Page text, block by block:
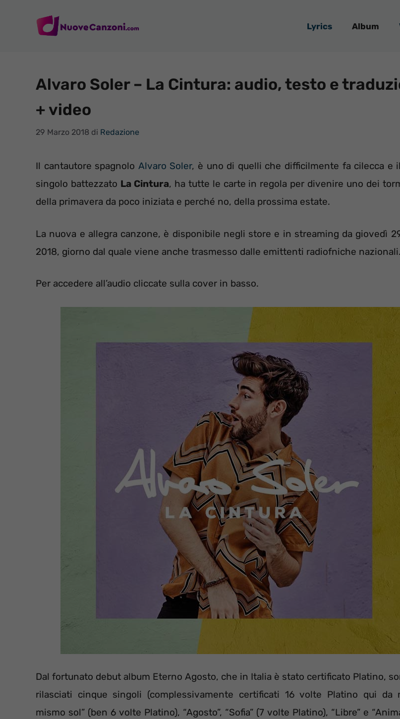
Lyrics Album
Alvaro Soler – La Cintura: audio, testo e
+ video
29 Marzo 2018 di Redazione
Il cantautore spagnolo Alvaro Soler, è uno di quelli che difficilmente fa cilecca e
singolo battezzato La Cintura, ha tutte le carte in regola per divenire uno dei
della primavera da poco iniziata e perché no, della prossima estate.
La nuova e allegra canzone, è disponibile negli store e in streaming da giovedì
2018, giorno dal quale viene anche trasmesso dalle emittenti radiofniche nazionali.
Per accedere all’audio cliccate sulla cover in basso.
Dal fortunato debut album Eterno Agosto, che in Italia è stato certificato Platino,
rilasciati cinque singoli (complessivamente certificati 16 volte Platino qui da
mismo sol” (ben 6 volte Platino), “Agosto”, “Sofia” (7 volte Platino), “Libre” e